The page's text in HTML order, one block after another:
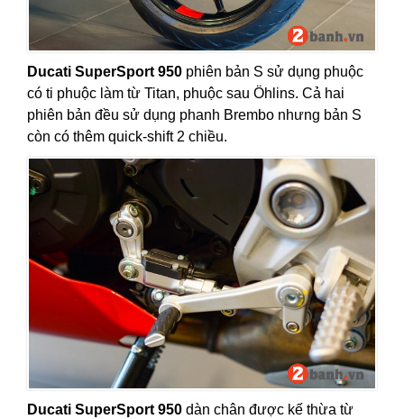
Ducati SuperSport 950 phiên bản S sử dụng phuộc
có ti phuộc làm từ Titan, phuộc sau Öhlins. Cả hai
phiên bản đều sử dụng phanh Brembo nhưng bản S
còn có thêm quick-shift 2 chiều.
Ducati SuperSport 950 dàn chân được kế thừa từ